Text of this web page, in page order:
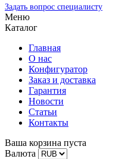
Задать вопрос специалисту
Меню
Каталог
Главная
О нас
Конфигуратор
Заказ и доставка
Гарантия
Новости
Статьи
Контакты
Ваша корзина пуста
Валюта